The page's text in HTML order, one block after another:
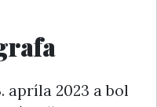
apríla 2023 a bol